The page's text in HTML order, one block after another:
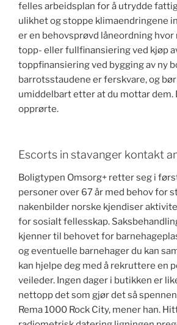
felles arbeidsplan for å utrydde
ulikhet og stoppe klimaendringene
er en behovsprøvd låneordning hvor
topp- eller fullfinansiering ved kjøp
toppfinansiering ved bygging av ny
barrotsstaudene er ferskvare, og
umiddelbart etter at du mottar dem.
opprørte.
Escorts in stavanger kontakt
Boligtypen Omsorg+ retter seg i
personer over 67 år med behov for
nakenbilder norske kjendiser
for sosialt fellesskap.
kjenner til behovet for
og eventuelle barnehager du kan
kan hjelpe deg med å rekruttere en
veileder. Ingen dager i butikken er
nettopp det som gjør det så
Rema 1000 Rock City, mener han.